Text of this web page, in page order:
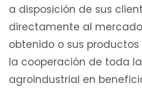
a disposición de sus
directamente al
obtenido o sus
la cooperación de toda
agroindustrial en